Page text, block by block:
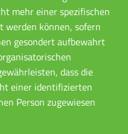
mehr einer spezifischen
werden können, sofern
gesondert aufbewahrt
dass die
einer identifizierten
Person zugewiesen